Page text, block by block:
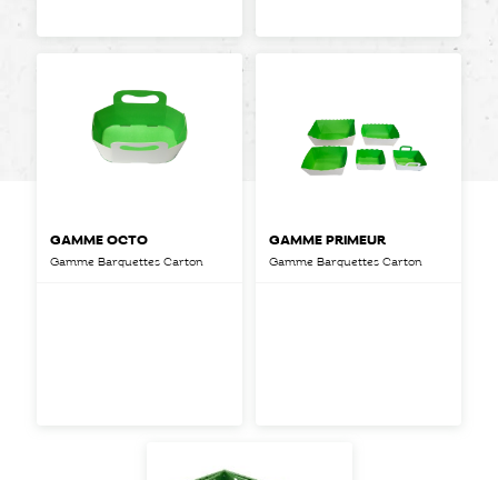
GAMME OCTO
Gamme Barquettes Carton
GAMME PRIMEUR
Gamme Barquettes Carton